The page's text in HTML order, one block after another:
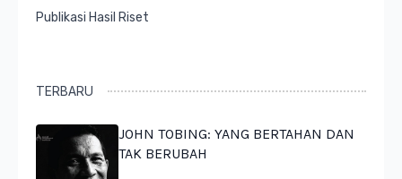
Publikasi Hasil Riset
TERBARU
JOHN TOBING: YANG BERTAHAN DAN
TAK BERUBAH